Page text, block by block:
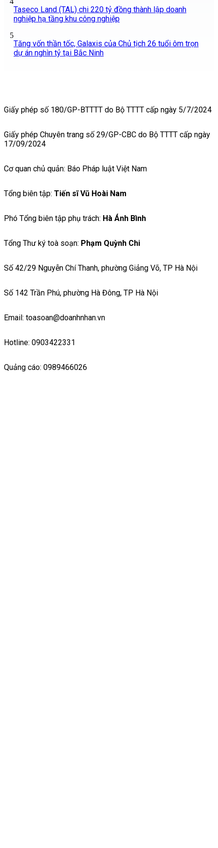
Taseco Land (TAL) chi 220 tỷ đồng thành lập doanh
nghiệp hạ tầng khu công nghiệp
5
Tăng vốn thần tốc, Galaxis của Chủ tịch 26 tuổi ôm trọn
dự án nghìn tỷ tại Bắc Ninh
Giấy phép số 180/GP-BTTTT do Bộ TTTT cấp ngày 5/7/2024
Giấy phép Chuyên trang số 29/GP-CBC do Bộ TTTT cấp ngày
17/09/2024
Cơ quan chủ quản: Báo Pháp luật Việt Nam
Tổng biên tập: Tiến sĩ Vũ Hoài Nam
Phó Tổng biên tập phụ trách: Hà Ánh Bình
Tổng Thư ký toà soạn: Phạm Quỳnh Chi
Số 42/29 Nguyễn Chí Thanh, phường Giảng Võ, TP Hà Nội
Số 142 Trần Phú, phường Hà Đông, TP Hà Nội
Email: toasoan@doanhnhan.vn
Hotline: 0903422331
Quảng cáo: 0989466026